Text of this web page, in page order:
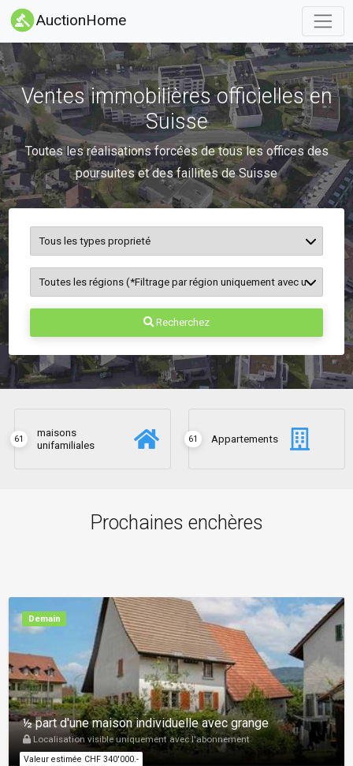
AuctionHome
Ventes immobilières officielles en
Suisse
Toutes les réalisations forcées de tous les offices des
poursuites et des faillites de Suisse
Recherchez
61
maisons
unifamiliales
61 Appartements
Prochaines enchères
Demain
Valeur estimée CHF 340'000.-
½ part d'une maison individuelle avec grange
Localisation visible uniquement avec l'abonnement